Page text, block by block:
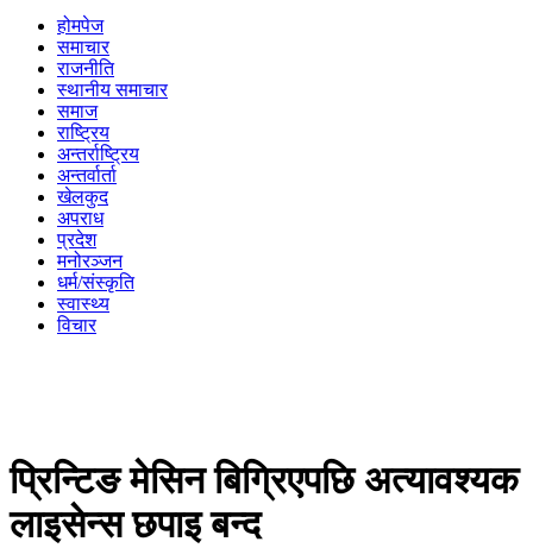
होमपेज
समाचार
राजनीति
स्थानीय समाचार
समाज
राष्ट्रिय
अन्तर्राष्ट्रिय
अन्तर्वार्ता
खेलकुद
अपराध
प्रदेश
मनोरञ्जन
धर्म/संस्कृति
स्वास्थ्य
विचार
प्रिन्टिङ मेसिन बिग्रिएपछि अत्यावश्यक
लाइसेन्स छपाइ बन्द